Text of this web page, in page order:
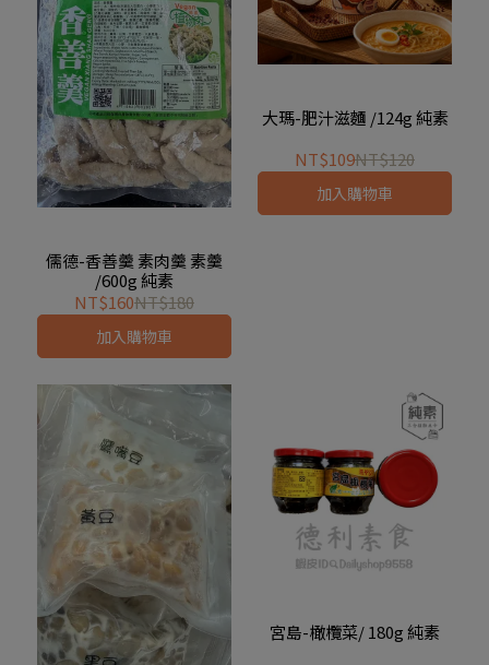
儒德-香善羹 素肉羹 素羹
/600g 純素
NT$160NT$180
加入購物車
大瑪-肥汁滋麵 /124g 純素
NT$109NT$120
加入購物車
宮島-橄欖菜/ 180g 純素